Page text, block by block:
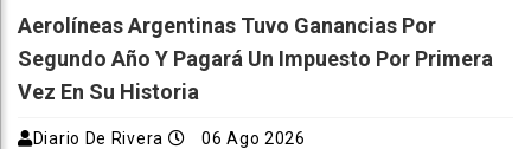
Aerolíneas Argentinas Tuvo Ganancias Por
Segundo Año Y Pagará Un Impuesto Por Primera
Vez En Su Historia
Diario De Rivera 06 Ago 2026